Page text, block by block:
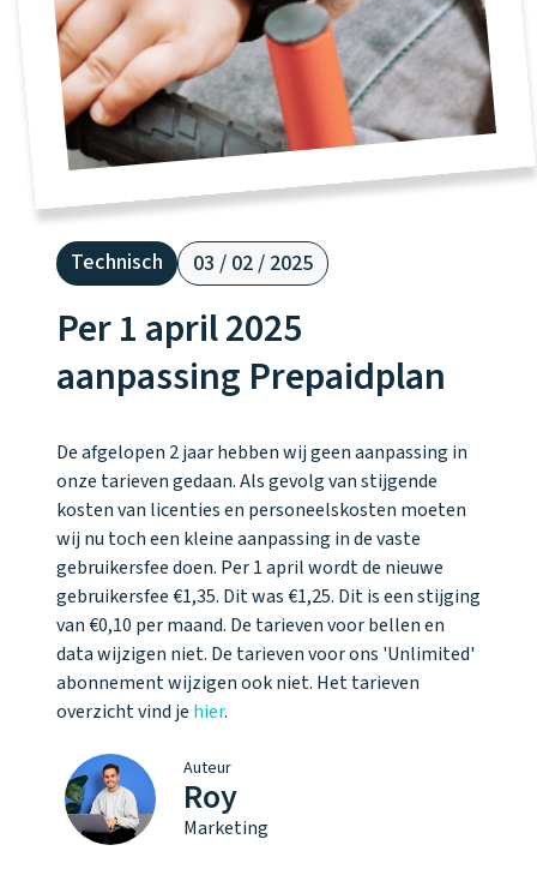
Tweedekans
horloges
Ontdek alle
horloges
Kies je eigen
kleur, naam en
icoon en maak
je horloge
helemaal van
jou.
Handleiding
Recensies
Werken bij
Stichting
Jarige Job
Technisch 03 / 02 / 2025
Per 1 april 2025
aanpassing Prepaidplan
De afgelopen 2 jaar hebben wij geen aanpassing in
onze tarieven gedaan. Als gevolg van stijgende
kosten van licenties en personeelskosten moeten
wij nu toch een kleine aanpassing in de vaste
gebruikersfee doen. Per 1 april wordt de nieuwe
gebruikersfee €1,35. Dit was €1,25. Dit is een stijging
van €0,10 per maand. De tarieven voor bellen en
data wijzigen niet. De tarieven voor ons 'Unlimited'
abonnement wijzigen ook niet. Het tarieven
overzicht vind je hier.
Auteur
Roy
Marketing